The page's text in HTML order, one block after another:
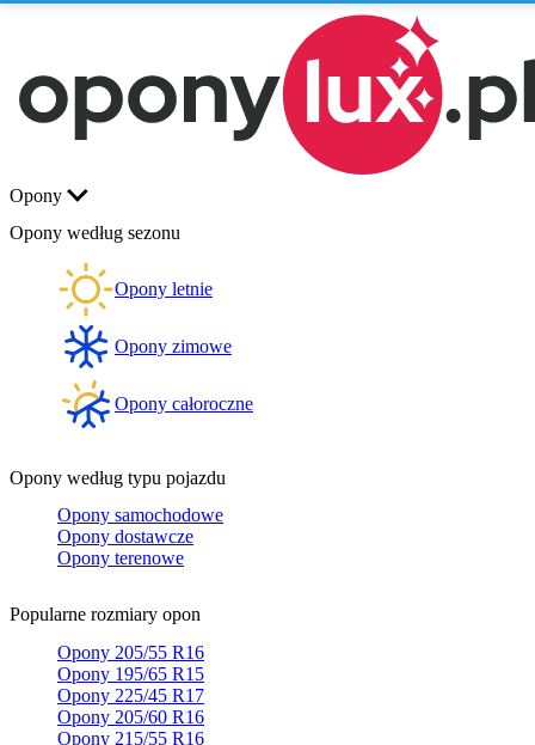
Opony
Opony według sezonu
Opony letnie
Opony zimowe
Opony całoroczne
Opony według typu pojazdu
Opony samochodowe
Opony dostawcze
Opony terenowe
Popularne rozmiary opon
Opony 205/55 R16
Opony 195/65 R15
Opony 225/45 R17
Opony 205/60 R16
Opony 215/55 R16